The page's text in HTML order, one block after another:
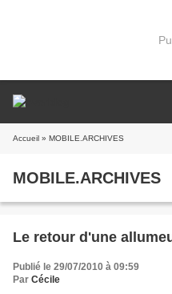
Accueil » MOBILE.ARCHIVES
MOBILE.ARCHIVES
Le retour d'une
Publié le 29/07/2010 à 09:59
Par Cécile